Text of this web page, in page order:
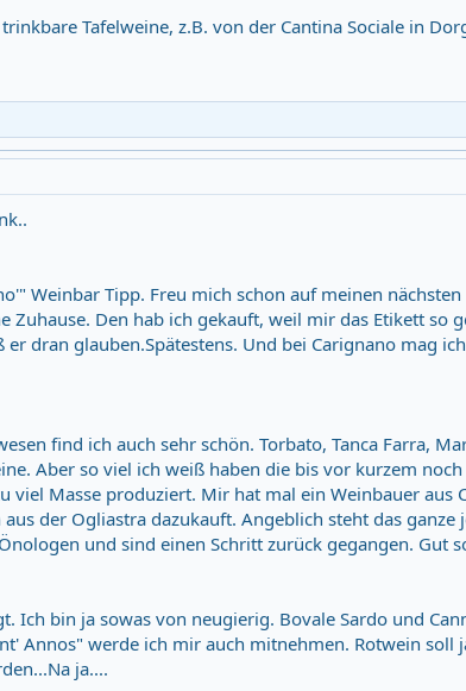
Tafelweine, z.B. von der Cantina Sociale in
Weinbar Tipp. Freu mich schon auf meinen nächsten
Zuhause. Den hab ich gekauft, weil mir das Etikett so
dran glauben.Spätestens. Und bei Carignano mag
find ich auch sehr schön. Torbato, Tanca Farra,
Aber so viel ich weiß haben die bis vor kurzem
viel Masse produziert. Mir hat mal ein Weinbauer aus
der Ogliastra dazukauft. Angeblich steht das ganze
und sind einen Schritt zurück gegangen. Gut
Ich bin ja sowas von neugierig. Bovale Sardo und
Annos" werde ich mir auch mitnehmen. Rotwein soll
ja....